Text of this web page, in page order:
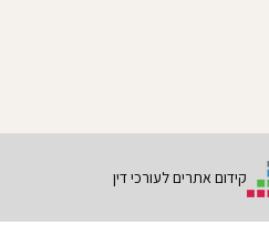
קידום אתרים לעורכי דין